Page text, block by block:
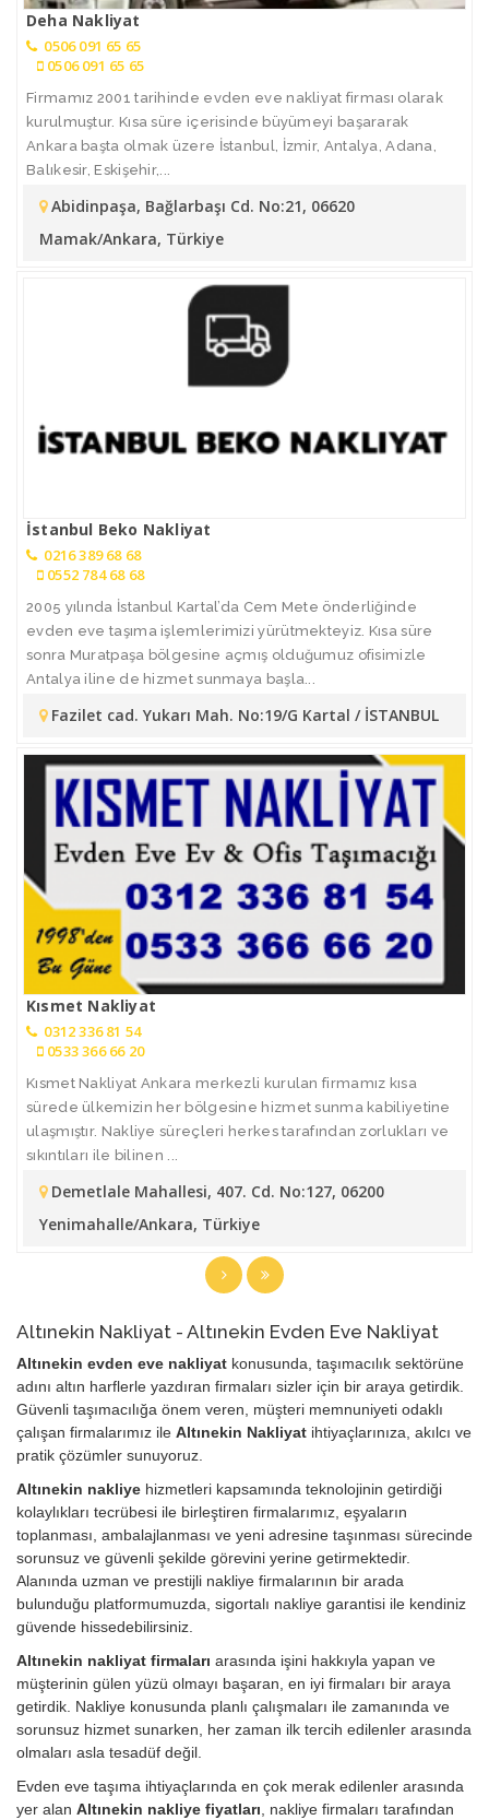
Deha Nakliyat
0506 091 65 65
0506 091 65 65
Firmamız 2001 tarihinde evden eve nakliyat firması olarak
kurulmuştur. Kısa süre içerisinde büyümeyi başararak
Ankara başta olmak üzere İstanbul, İzmir, Antalya, Adana,
Balıkesir, Eskişehir,...
Abidinpaşa, Bağlarbaşı Cd. No:21, 06620
Mamak/Ankara, Türkiye
İstanbul Beko Nakliyat
0216 389 68 68
0552 784 68 68
2005 yılında İstanbul Kartal’da Cem Mete önderliğinde
evden eve taşıma işlemlerimizi yürütmekteyiz. Kısa süre
sonra Muratpaşa bölgesine açmış olduğumuz ofisimizle
Antalya iline de hizmet sunmaya başla...
Fazilet cad. Yukarı Mah. No:19/G Kartal / İSTANBUL
Kısmet Nakliyat
0312 336 81 54
0533 366 66 20
Kısmet Nakliyat Ankara merkezli kurulan firmamız kısa
sürede ülkemizin her bölgesine hizmet sunma kabiliyetine
ulaşmıştır. Nakliye süreçleri herkes tarafından zorlukları ve
sıkıntıları ile bilinen ...
Demetlale Mahallesi, 407. Cd. No:127, 06200
Yenimahalle/Ankara, Türkiye
Altınekin Nakliyat - Altınekin Evden Eve Nakliyat
Altınekin evden eve nakliyat konusunda, taşımacılık sektörüne
adını altın harflerle yazdıran firmaları sizler için bir araya getirdik.
Güvenli taşımacılığa önem veren, müşteri memnuniyeti odaklı
çalışan firmalarımız ile Altınekin Nakliyat ihtiyaçlarınıza, akılcı ve
pratik çözümler sunuyoruz.
Altınekin nakliye hizmetleri kapsamında teknolojinin getirdiği
kolaylıkları tecrübesi ile birleştiren firmalarımız, eşyaların
toplanması, ambalajlanması ve yeni adresine taşınması sürecinde
sorunsuz ve güvenli şekilde görevini yerine getirmektedir.
Alanında uzman ve prestijli nakliye firmalarının bir arada
bulunduğu platformumuzda, sigortalı nakliye garantisi ile kendiniz
güvende hissedebilirsiniz.
Altınekin nakliyat firmaları arasında işini hakkıyla yapan ve
müşterinin gülen yüzü olmayı başaran, en iyi firmaları bir araya
getirdik. Nakliye konusunda planlı çalışmaları ile zamanında ve
sorunsuz hizmet sunarken, her zaman ilk tercih edilenler arasında
olmaları asla tesadüf değil.
Evden eve taşıma ihtiyaçlarında en çok merak edilenler arasında
yer alan Altınekin nakliye fiyatları , nakliye firmaları tarafından